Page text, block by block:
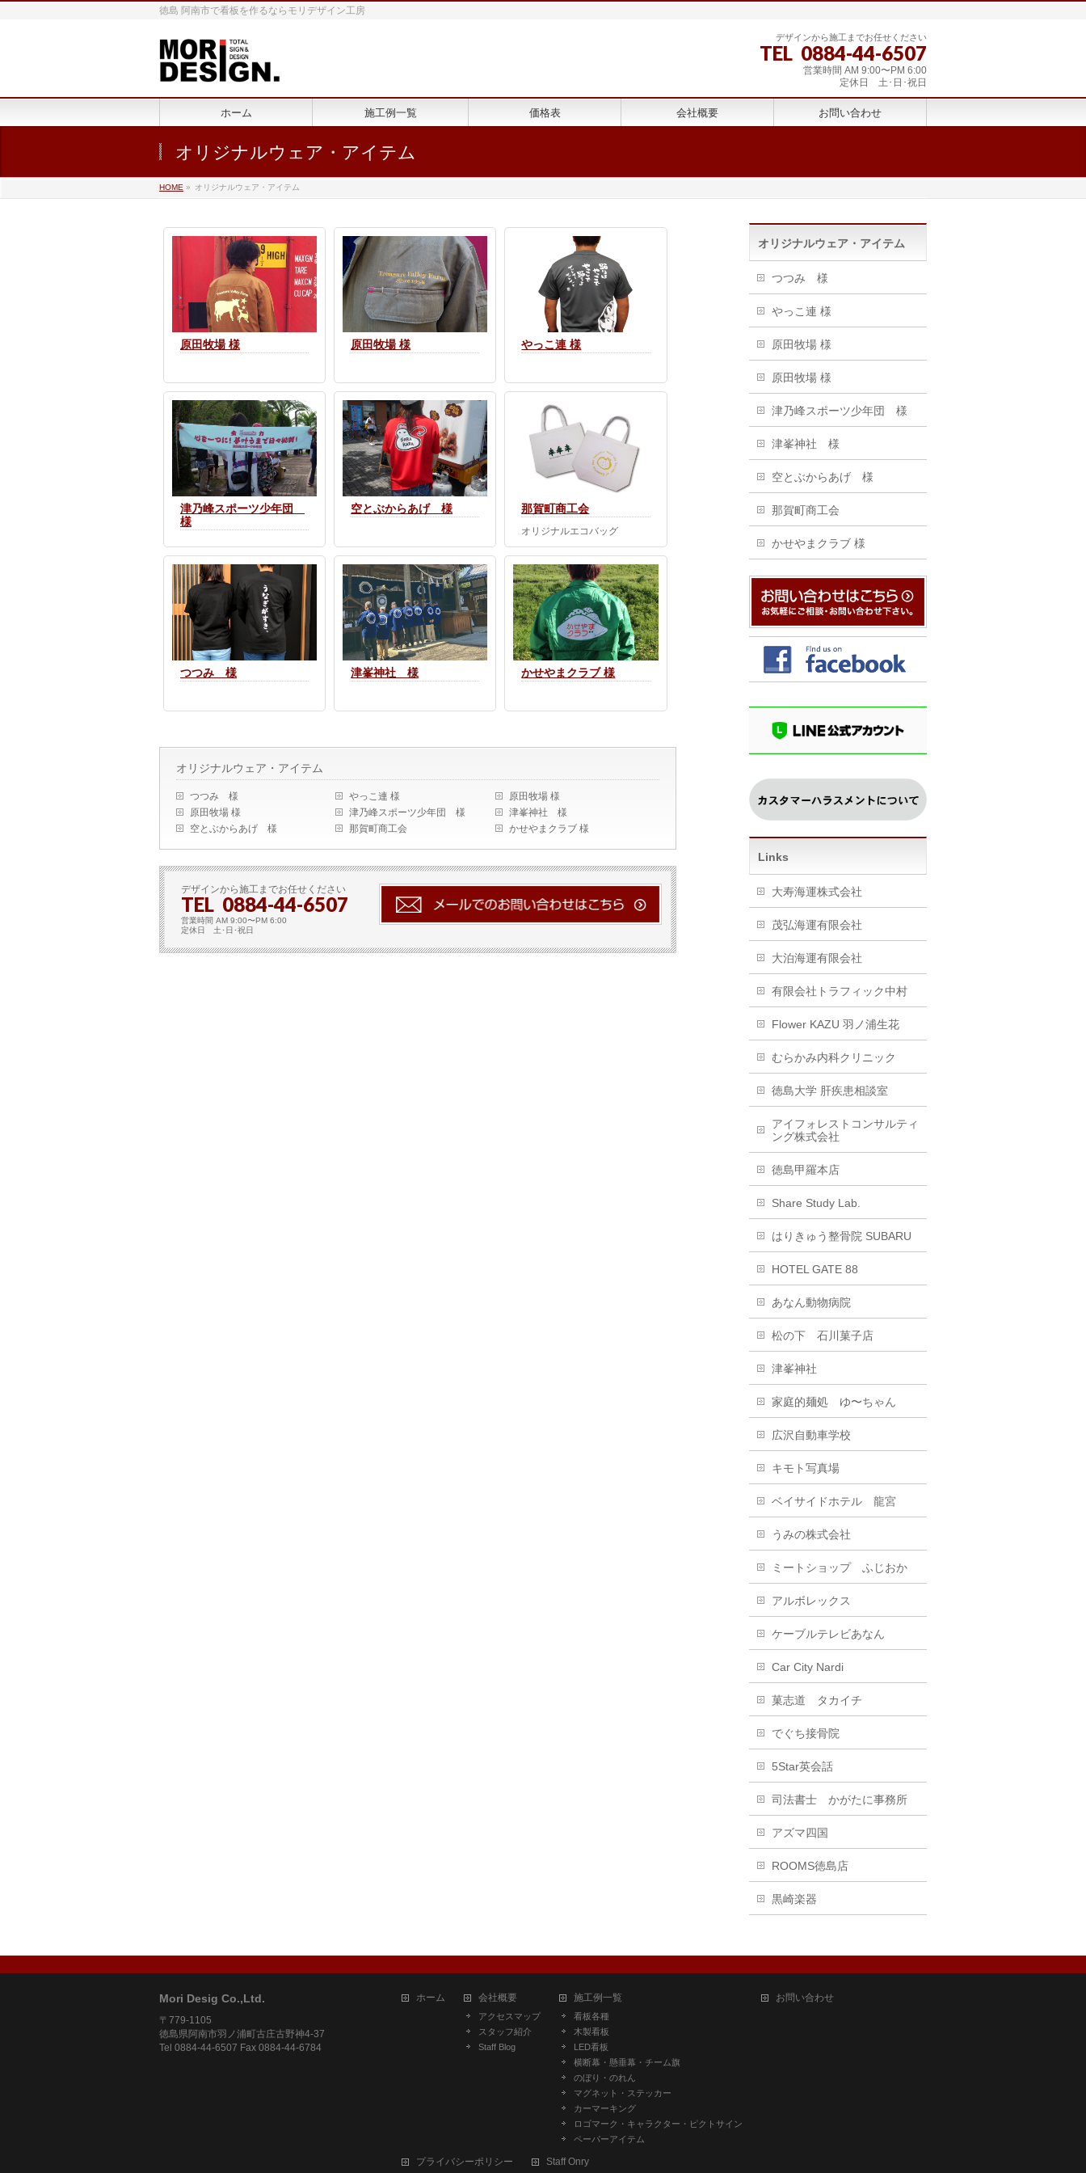
徳島 阿南市で看板を作るならモリデザイン工房
デザインから施工までお任せください
TEL 0884-44-6507
営業時間 AM 9:00〜PM 6:00
定休日 土･日･祝日
ホーム 施工例一覧 価格表 会社概要 お問い合わせ
オリジナルウェア・アイテム
HOME » オリジナルウェア・アイテム
原田牧場 様 原田牧場 様 やっこ連 様
津乃峰スポーツ少年団
様
空とぶからあげ 様 那賀町商工会
オリジナルエコバッグ
つつみ 様 津峯神社 様 かせやまクラブ 様
オリジナルウェア・アイテム
つつみ 様 やっこ連 様
原田牧場 様
原田牧場 様
津乃峰スポーツ少年団 様
津峯神社 様
空とぶからあげ 様
那賀町商工会 かせやまクラブ 様
デザインから施工までお任せください
TEL 0884-44-6507
営業時間 AM 9:00〜PM 6:00
定休日 土･日･祝日
オリジナルウェア・アイテム
つつみ 様
やっこ連 様
原田牧場 様
原田牧場 様
津乃峰スポーツ少年団 様
津峯神社 様
空とぶからあげ 様
那賀町商工会
かせやまクラブ 様
Links
大寿海運株式会社
茂弘海運有限会社
大泊海運有限会社
有限会社トラフィック中村
Flower KAZU 羽ノ浦生花
むらかみ内科クリニック
徳島大学 肝疾患相談室
アイフォレストコンサルティ
ング株式会社
徳島甲羅本店
Share Study Lab.
はりきゅう整骨院 SUBARU
HOTEL GATE 88
あなん動物病院
松の下 石川菓子店
津峯神社
家庭的麺処 ゆ〜ちゃん
広沢自動車学校
キモト写真場
ベイサイドホテル 龍宮
うみの株式会社
ミートショップ ふじおか
アルボレックス
ケーブルテレビあなん
Car City Nardi
菓志道 タカイチ
でぐち接骨院
5Star英会話
司法書士 かがたに事務所
アズマ四国
ROOMS徳島店
黒崎楽器
Mori Desig Co.,Ltd.
〒779-1105
徳島県阿南市羽ノ浦町古庄古野神4-37
Tel 0884-44-6507 Fax 0884-44-6784
ホーム 会社概要
アクセスマップ
スタッフ紹介
Staff Blog
施工例一覧
看板各種
木製看板
LED看板
横断幕・懸垂幕・チーム旗
のぼり・のれん
マグネット・ステッカー
カーマーキング
ロゴマーク・キャラクター・ピクトサイン
ペーパーアイテム
お問い合わせ
プライバシーポリシー Staff Onry